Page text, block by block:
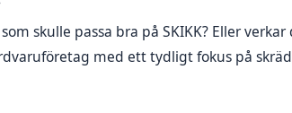
skulle passa bra på SKIKK? Eller
med ett tydligt fokus på